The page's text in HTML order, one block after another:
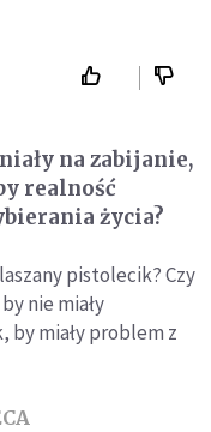
na zabijanie,
realność
życia?
pistolecik? Czy
nie miały
by miały problem z